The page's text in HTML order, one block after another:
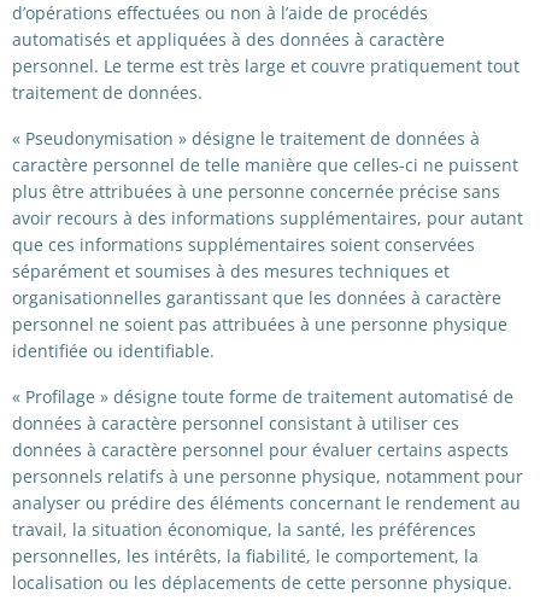
d’opérations effectuées ou non à l’aide de procédés
automatisés et appliquées à des données à caractère
personnel. Le terme est très large et couvre pratiquement tout
traitement de données.
« Pseudonymisation » désigne le traitement de données à
caractère personnel de telle manière que celles-ci ne puissent
plus être attribuées à une personne concernée précise sans
avoir recours à des informations supplémentaires, pour autant
que ces informations supplémentaires soient conservées
séparément et soumises à des mesures techniques et
organisationnelles garantissant que les données à caractère
personnel ne soient pas attribuées à une personne physique
identifiée ou identifiable.
« Profilage » désigne toute forme de traitement automatisé de
données à caractère personnel consistant à utiliser ces
données à caractère personnel pour évaluer certains aspects
personnels relatifs à une personne physique, notamment pour
analyser ou prédire des éléments concernant le rendement au
travail, la situation économique, la santé, les préférences
personnelles, les intérêts, la fiabilité, le comportement, la
localisation ou les déplacements de cette personne physique.